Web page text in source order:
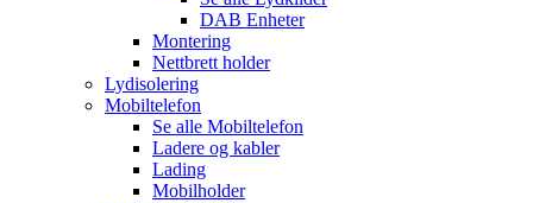
DAB Enheter
Montering
Nettbrett holder
Lydisolering
Mobiltelefon
Se alle Mobiltelefon
Ladere og kabler
Lading
Mobilholder